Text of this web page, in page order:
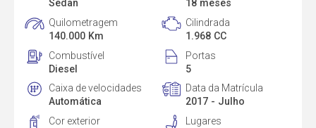
Sedan
18 meses
Quilometragem
140.000 Km
Cilindrada
1.968 CC
Combustível
Diesel
Portas
5
Caixa de velocidades
Automática
Data da Matrícula
2017 - Julho
Cor exterior
Lugares